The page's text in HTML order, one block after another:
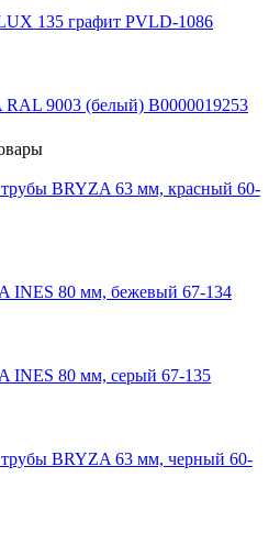
135 графит PVLD-1086
9003 (белый) В0000019253
трубы BRYZA 63 мм, краcный 60-
INES 80 мм, бежевый 67-134
INES 80 мм, серый 67-135
трубы BRYZA 63 мм, черный 60-